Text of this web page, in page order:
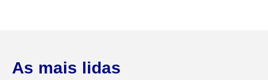
As mais lidas